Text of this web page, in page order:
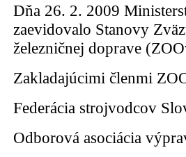
Dňa 26. 2. 2009
zaevidovalo Stanovy
železničnej doprave
Zakladajúcimi členmi
Federácia strojvodcov
Odborová asociácia